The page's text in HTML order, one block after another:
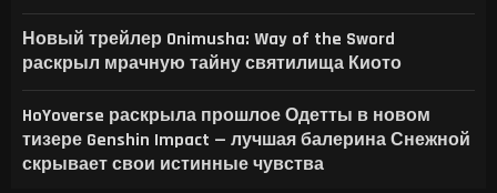
Новый трейлер Onimusha: Way of the Sword
раскрыл мрачную тайну святилища Киото
HoYoverse раскрыла прошлое Одетты в новом
тизере Genshin Impact — лучшая балерина Снежной
скрывает свои истинные чувства